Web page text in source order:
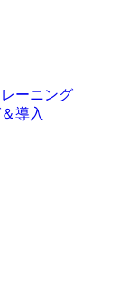
ーニング
導入